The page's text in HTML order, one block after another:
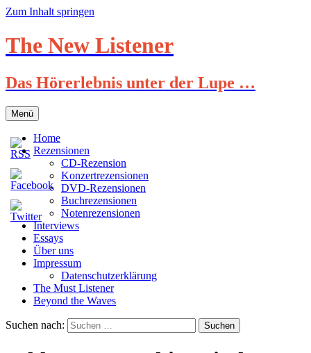
Zum Inhalt springen
The New Listener
Das Hörerlebnis unter der Lupe …
Menü
Home
Rezensionen
CD-Rezension
Konzertrezensionen
DVD-Rezensionen
Buchrezensionen
Notenrezensionen
Interviews
Essays
Über uns
Impressum
Datenschutzerklärung
The Must Listener
Beyond the Waves
Suchen nach: